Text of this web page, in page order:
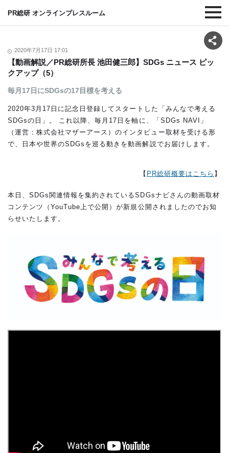
PR総研 オンラインプレスルーム
2020年7月17日 17:01
【動画解説／PR総研所長 池田健三郎】SDGs ニュース ピッ
クアップ（5）
毎月17日にSDGsの17目標を考える
2020年3月17日に記念日登録してスタートした「みんなで考える
SDGsの日」。 これ以降、毎月17日を軸に、「SDGs NAVI」
（運営：株式会社マザーアース）のインタビュー取材を受ける形
で、日本や世界のSDGsを巡る動きを動画解説でお届けします。
【 PR総研概要はこちら 】
本日、SDGs関連情報を集約されているSDGsナビさんの動画取材
コンテンツ（YouTube上で公開）が新規公開されましたのでお知
らせいたします。